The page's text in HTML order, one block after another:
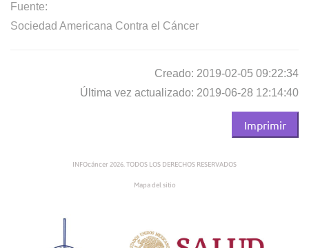
Fuente:
Sociedad Americana Contra el Cáncer
Creado: 2019-02-05 09:22:34
Última vez actualizado: 2019-06-28 12:14:40
Imprimir
INFOcáncer 2026. TODOS LOS DERECHOS RESERVADOS
Mapa del sitio